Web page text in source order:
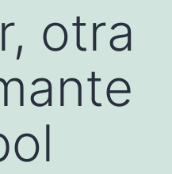
otra